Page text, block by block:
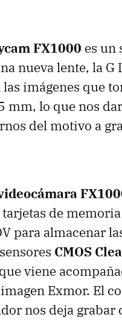
FX1000 es un
nueva lente, la
imágenes que
mm, lo que nos
del motivo a
de
para almacenar
CMOS
viene
Exmor. El
nos deja grabar